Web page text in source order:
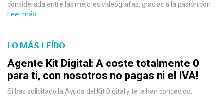
considerada entre las mejores videógrafas, gracias a la pasión con
Leer más
LO MÁS LEÍDO
Agente Kit Digital: A coste totalmente 0
para ti, con nosotros no pagas ni el IVA!
Si has solicitado la Ayuda del Kit Digital y te la han concedido,